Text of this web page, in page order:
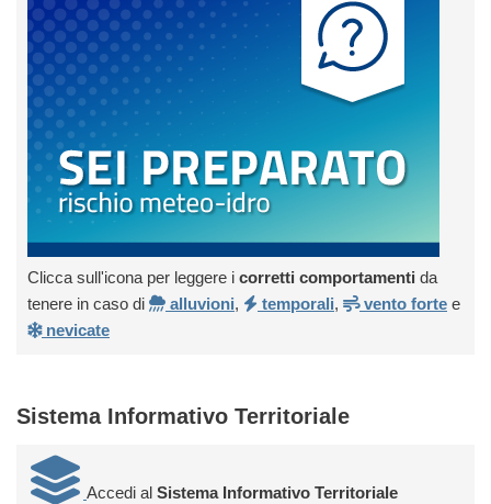
Clicca sull'icona per leggere i corretti comportamenti da
tenere in caso di
alluvioni, temporali, vento forte e
nevicate
Sistema Informativo Territoriale
Accedi al Sistema Informativo Territoriale